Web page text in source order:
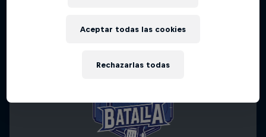
Rechazarlas todas
Aceptar todas las cookies